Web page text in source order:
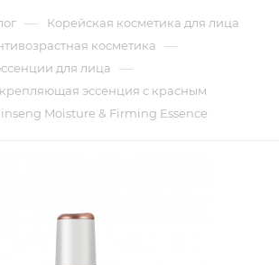
— Корейская косметика для лица
косметика —
для лица —
эссенция с красным
Moisture & Firming Essence